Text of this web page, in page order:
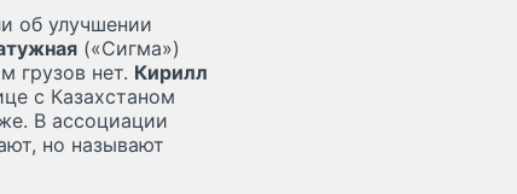
об улучшении
(«Сигма»)
грузов нет. Кирилл
с Казахстаном
В ассоциации
но называют